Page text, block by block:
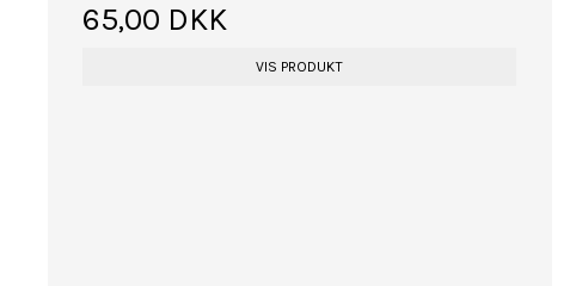
65,00 DKK
VIS PRODUKT